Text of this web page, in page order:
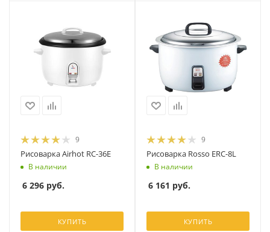
9
Рисоварка Airhot RC-36E
В наличии
6 296 руб.
КУПИТЬ
9
Рисоварка Rosso ERC-8L
В наличии
6 161 руб.
КУПИТЬ